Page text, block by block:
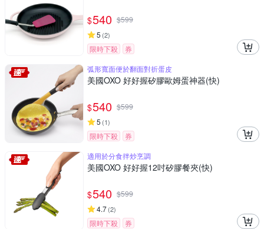
$540 $599
5 (2)
限時下殺
券
弧形寬面便於翻面對折蛋皮
美國OXO 好好握矽膠歐姆蛋神器(快)
$540 $599
5 (1)
限時下殺
券
適用於分食拌炒烹調
美國OXO 好好握12吋矽膠餐夾(快)
$540 $599
4.7(2)
限時下殺
券